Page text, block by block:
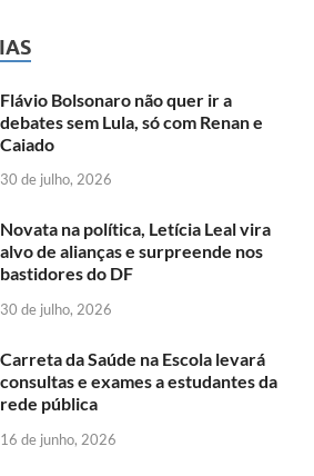
Flávio Bolsonaro não quer ir a
debates sem Lula, só com Renan e
Caiado
30 de julho, 2026
Novata na política, Letícia Leal vira
alvo de alianças e surpreende nos
bastidores do DF
30 de julho, 2026
Carreta da Saúde na Escola levará
consultas e exames a estudantes da
rede pública
16 de junho, 2026